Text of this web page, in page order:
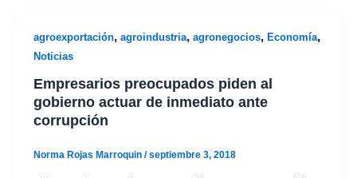
agroexportación, agroindustria, agronegocios, Economía,
Noticias
Empresarios preocupados piden al
gobierno actuar de inmediato ante
corrupción
Norma Rojas Marroquin /septiembre 3, 2018